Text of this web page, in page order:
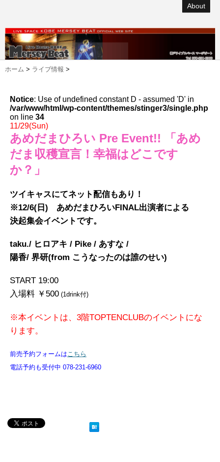
About
ホーム > ライブ情報 >
Notice: Use of undefined constant D - assumed 'D' in
/var/www/html/wp-content/themes/stinger3/single.php
on line 34
11/29(Sun)
あめだまひろい Pre Event!! 「あめ
だま収穫宣言！幸福はどこです
か？」
ツイキャスにてネット配信もあり！
※12/6(日) あめだまひろいFINAL出演者による
決起集会イベントです。
taku./ ヒロアキ / Pike / あすな /
陽香/ 界研(from こうなったのは誰のせい)
START 19:00
入場料 ￥500 (1drink付)
※本イベントは、3階TOPTENCLUBのイベントにな
ります。
前売予約フォームはこちら
電話予約も受付中 078-231-6960